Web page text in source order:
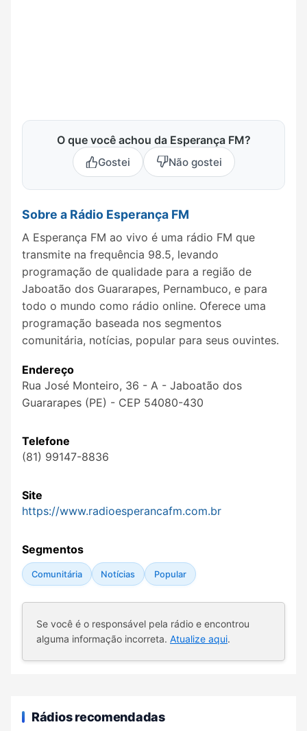
O que você achou da Esperança FM?
Gostei Não gostei
Sobre a Rádio Esperança FM
A Esperança FM ao vivo é uma rádio FM que
transmite na frequência 98.5, levando
programação de qualidade para a região de
Jaboatão dos Guararapes, Pernambuco, e para
todo o mundo como rádio online. Oferece uma
programação baseada nos segmentos
comunitária, notícias, popular para seus ouvintes.
Endereço
Rua José Monteiro, 36 - A - Jaboatão dos
Guararapes (PE) - CEP 54080-430
Telefone
(81) 99147-8836
Site
https://www.radioesperancafm.com.br
Segmentos
Comunitária Notícias Popular
Se você é o responsável pela rádio e encontrou
alguma informação incorreta. Atualize aqui.
Rádios recomendadas